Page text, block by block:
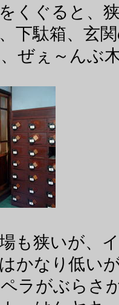
くぐると、
下駄箱、玄
ぜぇ～んぶ
も狭いが、
かなり低い
ラがぶらさ